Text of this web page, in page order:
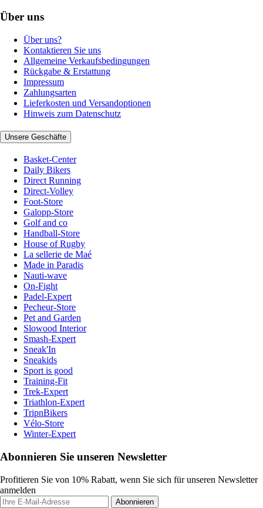
Über uns
Über uns?
Kontaktieren Sie uns
Allgemeine Verkaufsbedingungen
Rückgabe & Erstattung
Impressum
Zahlungsarten
Lieferkosten und Versandoptionen
Hinweis zum Datenschutz
Unsere Geschäfte
Basket-Center
Daily Bikers
Direct Running
Direct-Volley
Foot-Store
Galopp-Store
Golf and co
Handball-Store
House of Rugby
La sellerie de Maé
Made in Paradis
Nauti-wave
On-Fight
Padel-Expert
Pecheur-Store
Pet and Garden
Slowood Interior
Smash-Expert
Sneak'In
Sneakids
Sport is good
Training-Fit
Trek-Expert
Triathlon-Expert
TripnBikers
Vélo-Store
Winter-Expert
Abonnieren Sie unseren Newsletter
Profitieren Sie von 10% Rabatt, wenn Sie sich für unseren Newsletter
anmelden
Abonnieren